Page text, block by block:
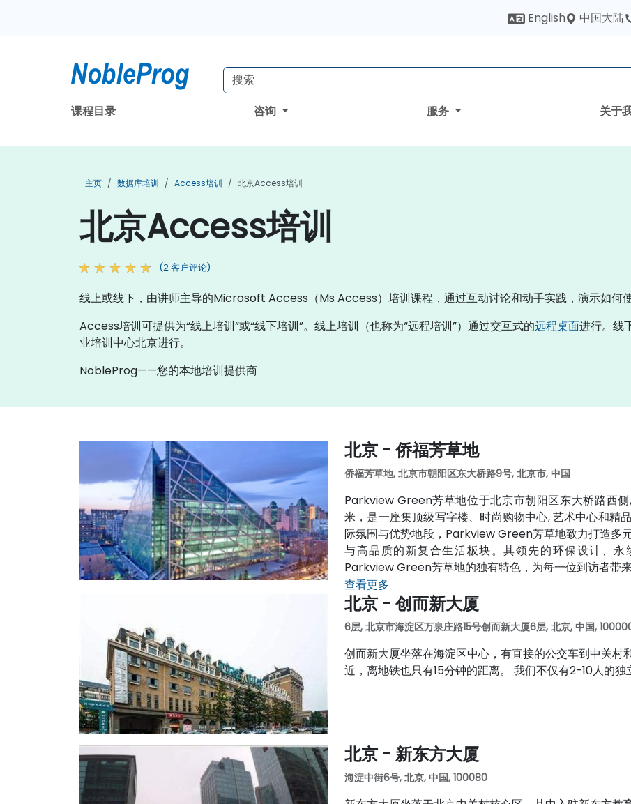
English 中国大陆
课程目录 咨询 服务 关于
主页 数据库培训 Access培训 北京Access培训
北京Access培训
(2 客户评论)
线上或线下，由讲师主导的Microsoft Access（Ms Access）培训课程，通过互动讨论和动手实践，演示如何
Access培训可提供为“线上培训”或“线下培训”。线上培训（也称为“远程培训”）通过交互式的远程桌面进行。线
业培训中心北京进行。
NobleProg——您的本地培训提供商
北京 - 侨福芳草地
侨福芳草地, 北京市朝阳区东大桥路9号, 北京市, 中国
Parkview Green芳草地位于北京市朝阳区东大桥路西
米，是一座集顶级写字楼、时尚购物中心, 艺术中心和精
际氛围与优势地段，Parkview Green芳草地致力打造多
与高品质的新复合生活板块。其领先的环保设计、
Parkview Green芳草地的独有特色，为每一位到访者带来
查看更多
北京 - 创而新大厦
6层, 北京市海淀区万泉庄路15号创而新大厦6层, 北京, 中国,
创而新大厦坐落在海淀区中心，有直接的公交车到中关村
近，离地铁也只有15分钟的距离。 我们不仅有2-10人的独
北京 - 新东方大厦
海淀中街6号, 北京, 中国, 100080